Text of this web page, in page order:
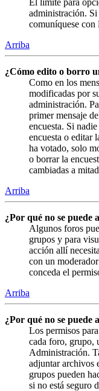
administración. Si
comuníquese
Arriba
¿Cómo edito o borro
Como en los
modificadas por
administración.
primer mensaje
encuesta. Si
encuesta o editar
ha votado, solo
o borrar la
cambiadas a
Arriba
¿Por qué no se puede
Algunos foros
grupos y para
acción allí
con un
conceda el
Arriba
¿Por qué no se puede
Los permisos
cada foro, grupo,
Administración.
adjuntar archivos
grupos pueden
si no está seguro